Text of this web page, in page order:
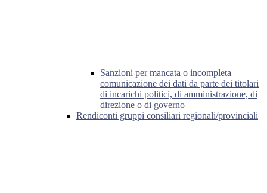
Sanzioni per mancata o incompleta
comunicazione dei dati da parte dei titolari
di incarichi politici, di amministrazione, di
direzione o di governo
Rendiconti gruppi consiliari regionali/provinciali